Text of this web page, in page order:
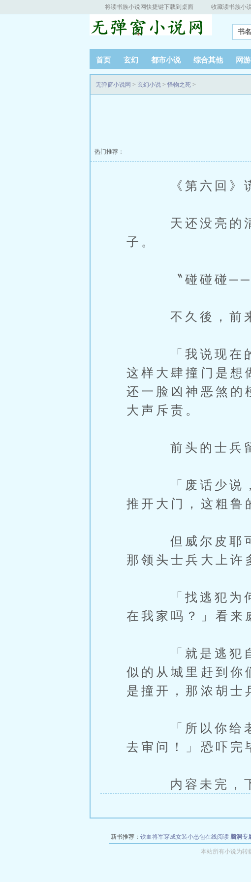
将读书族小说网快捷键下载到桌面 收藏读书族小
书名
首页 玄幻 都市小说 综合其他 网
无弹窗小说网 > 玄幻小说 > 怪物之死 >
热门推荐：
《第六回》
天还没亮的清
子。
〝碰碰碰──〞
不久後，前来
「我说现在的
这样大肆撞门是想
还一脸凶神恶煞的
大声斥责。
前头的士兵留
「废话少说，
推开大门，这粗鲁
但威尔皮耶可
那领头士兵大上许
「找逃犯为何
在我家吗？」看来
「就是逃犯自
似的从城里赶到你
是撞开，那浓胡士
「所以你给老
去审问！」恐吓完
内容未完，下
新书推荐： 铁血将军穿成女装小怂包在线阅读 脑洞专
本站所有小说为转